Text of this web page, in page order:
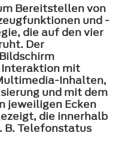
Bereitstellen von
und -
die auf den vier
Der
mit
Inhalten,
und mit dem
jeweiligen Ecken
die innerhalb
B. Telefonstatus